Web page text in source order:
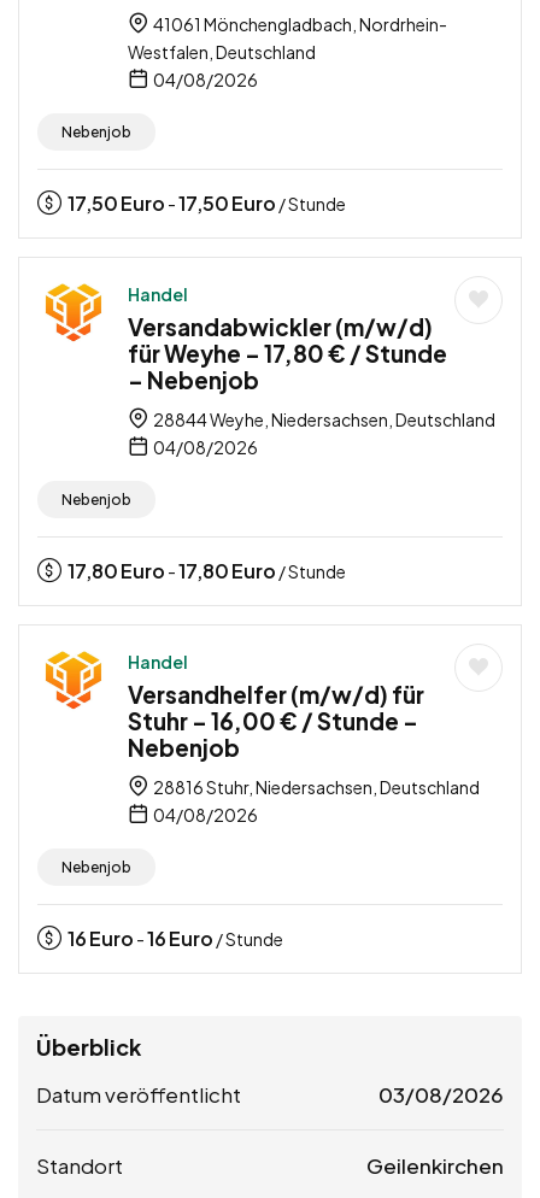
41061 Mönchengladbach, Nordrhein-
Westfalen, Deutschland
04/08/2026
Nebenjob
17,50Euro -17,50Euro / Stunde
Handel
Versandabwickler (m/w/d)
für Weyhe – 17,80 € / Stunde
– Nebenjob
28844 Weyhe, Niedersachsen, Deutschland
04/08/2026
Nebenjob
17,80Euro -17,80Euro / Stunde
Handel
Versandhelfer (m/w/d) für
Stuhr – 16,00 € / Stunde –
Nebenjob
28816 Stuhr, Niedersachsen, Deutschland
04/08/2026
Nebenjob
16Euro -16Euro / Stunde
Überblick
Datum veröffentlicht 03/08/2026
Standort Geilenkirchen